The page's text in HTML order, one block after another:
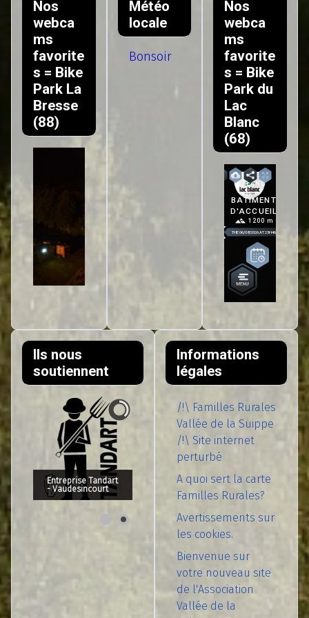
Nos
webca
ms
favorite
s = Bike
Park La
Bresse
(88)
Météo
locale
Bonsoir
Nos
webca
ms
favorite
s = Bike
Park du
Lac
Blanc
(68)
Ils nous
soutiennent
Entreprise Tandart
- Vaudesincourt
Informations
légales
/!\ Familles Rurales
Vallée de la Suippe
/!\ Site internet
perturbé
A quoi sert la carte
Familles Rurales?
Avertissements sur
les cookies.
Bienvenue sur
votre nouveau site
de l'Association
Vallée de la